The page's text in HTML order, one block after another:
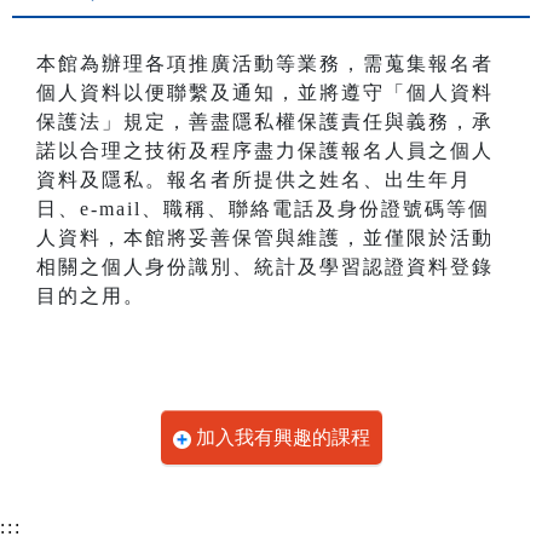
本館為辦理各項推廣活動等業務，需蒐集報名者
個人資料以便聯繫及通知，並將遵守「個人資料
保護法」規定，善盡隱私權保護責任與義務，承
諾以合理之技術及程序盡力保護報名人員之個人
資料及隱私。報名者所提供之姓名、出生年月
日、e-mail、職稱、聯絡電話及身份證號碼等個
人資料，本館將妥善保管與維護，並僅限於活動
相關之個人身份識別、統計及學習認證資料登錄
目的之用。
加入我有興趣的課程
:::